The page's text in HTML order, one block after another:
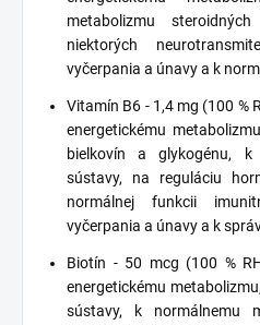
metabolizmu
niektorých
vyčerpania a únavy a k
Vitamín B6 - 1,4 mg (100 %
energetickému
bielkovín a glykogénu, k
sústavy, na reguláciu
normálnej funkcii
vyčerpania a únavy a k
Biotín - 50 mcg (100 %
energetickému
sústavy, k normálnemu